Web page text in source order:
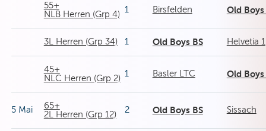
55+
NLB Herren (Grp 4) 1 Birsfelden Old Boys
3L Herren (Grp 34) 1 Old Boys BS Helvetia 1
45+
NLC Herren (Grp 2) 1 Basler LTC Old Boys
5 Mai
65+
2L Herren (Grp 12)
2 Old Boys BS Sissach